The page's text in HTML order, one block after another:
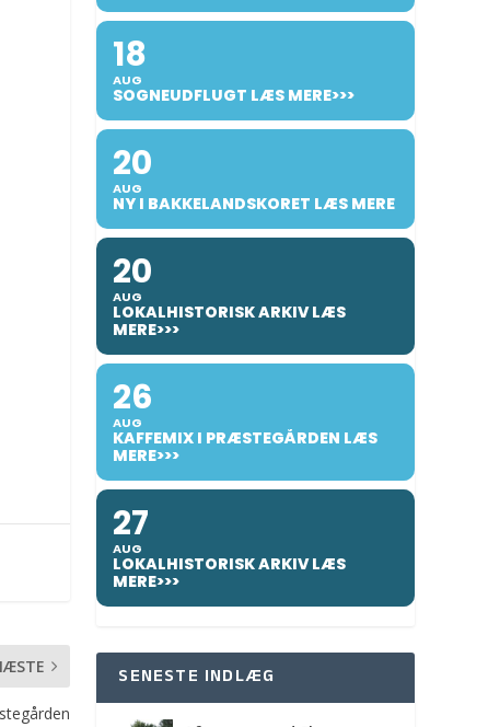
18
AUG
SOGNEUDFLUGT LÆS MERE>>>
20
AUG
NY I BAKKELANDSKORET LÆS MERE
20
AUG
LOKALHISTORISK ARKIV LÆS
MERE>>>
26
AUG
KAFFEMIX I PRÆSTEGÅRDEN LÆS
MERE>>>
27
AUG
LOKALHISTORISK ARKIV LÆS
MERE>>>
SENESTE INDLÆG